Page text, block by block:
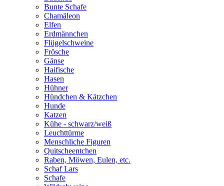
Bunte Schafe
Chamäleon
Elfen
Erdmännchen
Flügelschweine
Frösche
Gänse
Haifische
Hasen
Hühner
Hündchen & Kätzchen
Hunde
Katzen
Kühe - schwarz/weiß
Leuchttürme
Menschliche Figuren
Quitscheentchen
Raben, Möwen, Eulen, etc.
Schaf Lars
Schafe